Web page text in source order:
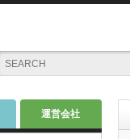
運営会社